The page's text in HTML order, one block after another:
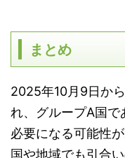
まとめ
2025年10月 9日か
れ、グループA国で
必要になる可能性
国や地域でも引合